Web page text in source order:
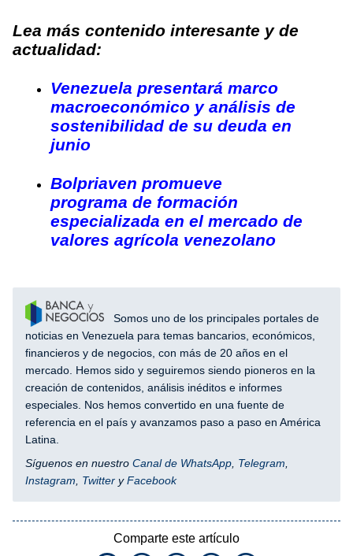
Lea más contenido interesante y de
actualidad:
Venezuela presentará marco
macroeconómico y análisis de
sostenibilidad de su deuda en
junio
Bolpriaven promueve
programa de formación
especializada en el mercado de
valores agrícola venezolano
Somos uno de los principales portales de
noticias en Venezuela para temas bancarios, económicos,
financieros y de negocios, con más de 20 años en el
mercado. Hemos sido y seguiremos siendo pioneros en la
creación de contenidos, análisis inéditos e informes
especiales. Nos hemos convertido en una fuente de
referencia en el país y avanzamos paso a paso en América
Latina.
Síguenos en nuestro Canal de WhatsApp Telegram
Instagram
Twitter yFacebook
Comparte este artículo